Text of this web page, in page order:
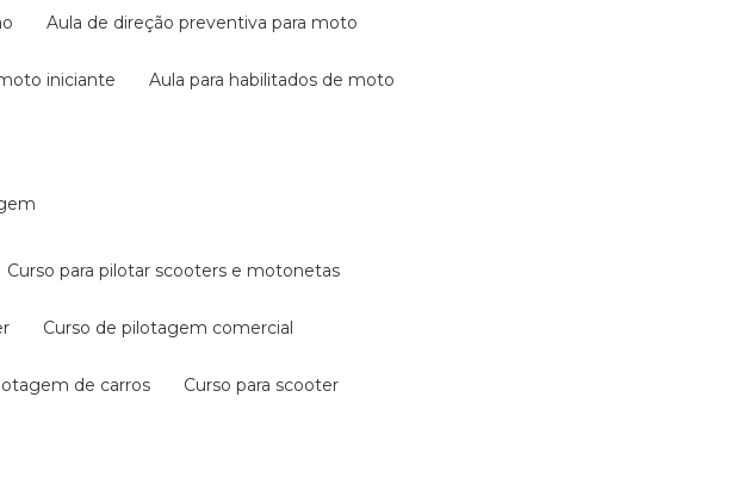
aula de direção preventiva para moto
moto iniciante aula para habilitados de moto
curso para pilotar scooters e motonetas
curso de pilotagem comercial
de carros curso para scooter